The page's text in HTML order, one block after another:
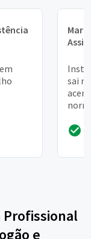
sai
Profissional
e